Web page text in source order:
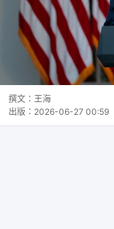
撰文： 王海
出版： 2026-06-27 00:59